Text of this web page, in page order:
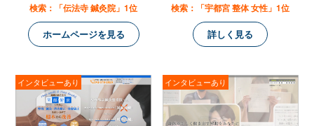
検索：「伝法寺 鍼灸院」1位
ホームページを見る
検索：「宇都宮 整体 女性」1位
詳しく見る
インタビューあり インタビューあり